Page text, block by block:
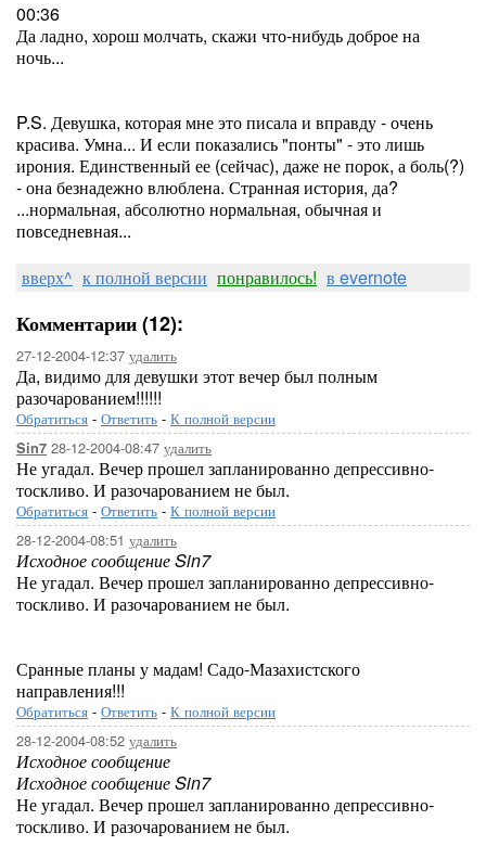
00:36
Да ладно, хорош молчать, скажи что-нибудь доброе на
ночь...
P.S. Девушка, которая мне это писала и вправду - очень
красива. Умна... И если показались "понты" - это лишь
ирония. Единственный ее (сейчас), даже не порок, а боль(?)
- она безнадежно влюблена. Странная история, да?
...нормальная, абсолютно нормальная, обычная и
повседневная...
вверх^ к полной версии понравилось! в evernote
Комментарии (12):
27-12-2004-12:37 удалить
Да, видимо для девушки этот вечер был полным
разочарованием!!!!!!
Обратиться - Ответить - К полной версии
Sin7 28-12-2004-08:47 удалить
Не угадал. Вечер прошел запланированно депрессивно-
тоскливо. И разочарованием не был.
Обратиться - Ответить - К полной версии
28-12-2004-08:51 удалить
Исходное сообщение Sin7
Не угадал. Вечер прошел запланированно депрессивно-
тоскливо. И разочарованием не был.
Сранные планы у мадам! Садо-Мазахистского
направления!!!
Обратиться - Ответить - К полной версии
28-12-2004-08:52 удалить
Исходное сообщение
Исходное сообщение Sin7
Не угадал. Вечер прошел запланированно депрессивно-
тоскливо. И разочарованием не был.